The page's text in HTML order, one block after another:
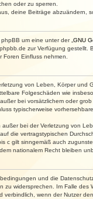
oder zu sperren.
deine Beiträge abzuändern,
um eine unter der „ GNU
zur Verfügung
Einfluss nehmen.
von Leben, Körper und
Folgeschäden wie
bei vorsätzlichem oder
typischerweise
bei der Verletzung von
die vertragstypischen
c gilt sinngemäß auch
nationalem Recht bleiben
und die
widersprechen. Im Falle des
wenn der Nutzer